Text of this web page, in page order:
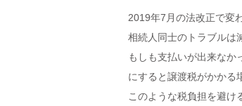
2019年7月の法改正で変
相続人同士のトラブルは
もしも支払いが出来なか
にすると譲渡税がかかる
このような税負担を避け